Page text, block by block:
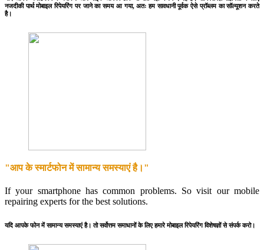
नजदीकी पार्थ मोबाइल रिपेयरिंग पर जाने का समय आ गया, अतः हम सावधानी पूर्वक ऐसे प्रॉब्लम का सॉल्यूशन करते
है।
"आप के स्मार्टफोन में सामान्य समस्याएं है।"
If your smartphone has common problems. So visit our mobile
repairing experts for the best solutions.
यदि आपके फोन में सामान्य समस्याएं है। तो सर्वोत्तम समाधानों के लिए हमारे मोबाइल रिपेयरिंग विशेषज्ञों से संपर्क करो।